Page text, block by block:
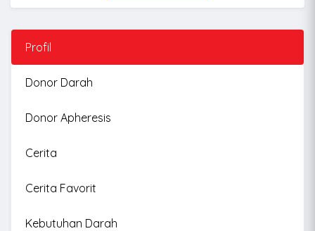
Profil
Donor Darah
Donor Apheresis
Cerita
Cerita Favorit
Kebutuhan Darah